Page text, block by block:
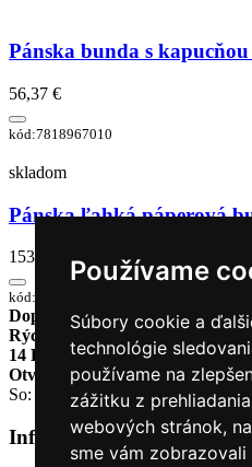
Používame
Súbory cookie a
technológie
používame na
zážitku z
webových stránok,
sme vám zobrazovali
Pánska bunda s
56,37 €
kód:7818967010
skladom
Pánska ľahká páperová
153,65 €
kód:7511916513
Doprava zadarmo pri objednávke
Rýchle dodanieTovar Vám
14 Dní na vrátenie tovaruAk
Otvorené celý týždeň Po - pia:
So: 9:00 - 12:00
Informácie+